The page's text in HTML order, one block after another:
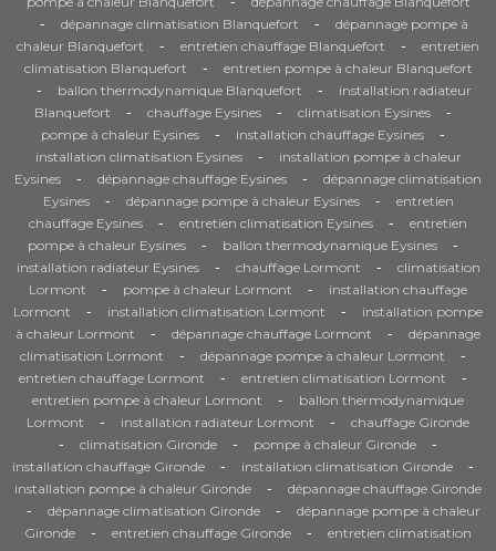
- dépannage climatisation Blanquefort -
dépannage pompe à
chaleur Blanquefort
- entretien chauffage Blanquefort -
entretien
climatisation Blanquefort
- entretien pompe à chaleur Blanquefort
- ballon thermodynamique Blanquefort -
installation radiateur
Blanquefort
- chauffage Eysines - climatisation Eysines -
pompe à chaleur Eysines - installation chauffage Eysines -
installation climatisation Eysines -
installation pompe à chaleur
Eysines
- dépannage chauffage Eysines -
dépannage climatisation
Eysines
- dépannage pompe à chaleur Eysines -
entretien
chauffage Eysines
- entretien climatisation Eysines -
entretien
pompe à chaleur Eysines
- ballon thermodynamique Eysines -
installation radiateur Eysines - chauffage Lormont -
climatisation
Lormont
- pompe à chaleur Lormont -
installation chauffage
Lormont
- installation climatisation Lormont -
installation pompe
à chaleur Lormont
- dépannage chauffage Lormont -
dépannage
climatisation Lormont
- dépannage pompe à chaleur Lormont -
entretien chauffage Lormont - entretien climatisation Lormont -
entretien pompe à chaleur Lormont -
ballon thermodynamique
Lormont
- installation radiateur Lormont - chauffage Gironde
- climatisation Gironde - pompe à chaleur Gironde -
installation chauffage Gironde - installation climatisation Gironde -
installation pompe à chaleur Gironde - dépannage chauffage Gironde
- dépannage climatisation Gironde -
dépannage pompe à chaleur
Gironde
- entretien chauffage Gironde -
entretien climatisation